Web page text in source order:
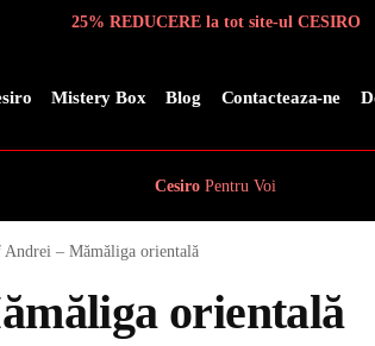
25% REDUCERE la tot site-ul CESIRO
Mistery Box Blog Contacteaza-ne
Cesiro Pentru Voi
Andrei – Mămăliga orientală
orientală